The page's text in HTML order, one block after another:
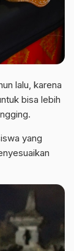
lalu, karena
bisa lebih
yang